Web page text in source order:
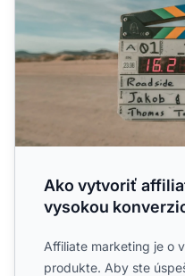
Ako vytvoriť
vysokou
Affiliate marketing je o
produkte. Aby ste